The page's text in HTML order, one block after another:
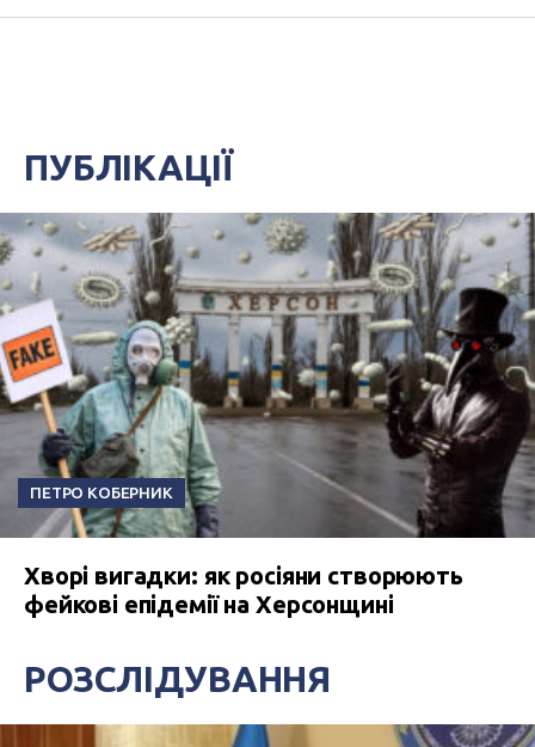
ПУБЛІКАЦІЇ
ПЕТРО КОБЕРНИК
Хворі вигадки: як росіяни створюють
фейкові епідемії на Херсонщині
РОЗСЛІДУВАННЯ